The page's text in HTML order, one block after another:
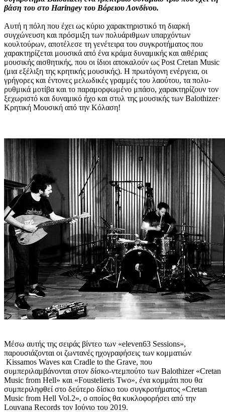
βάση του στο Haringey του Βόρειου Λονδίνου.
Αυτή η πόλη που έχει ως κύριο χαρακτηριστικό τη διαρκή
συγχώνευση και πρόσμιξη των πολυάριθμων υπαρχόντων
κουλτούρων, αποτέλεσε τη γενέτειρα του συγκροτήματος που
χαρακτηρίζεται μουσικά από ένα κράμα δυναμικής και αιθέριας
μουσικής αισθητικής, που οι ίδιοι αποκαλούν ως Post Cretan Music
(μια εξέλιξη της κρητικής μουσικής). Η πρωτόγονη ενέργεια, οι
γρήγορες και έντονες μελωδικές γραμμές του λαούτου, τα πολυ-
ρυθμικά μοτίβα και το παραμορφωμένο μπάσο, χαρακτηρίζουν τον
ξεχωριστό και δυναμικό ήχο και στυλ της μουσικής των Balothizer·
Κρητική Μουσική από την Κόλαση!
Μέσω αυτής της σειράς βίντεο των «eleven63 Sessions»,
παρουσιάζονται οι ζωντανές ηχογραφήσεις των κομματιών
Kissamos Waves και Cradle to the Grave, που
συμπεριλαμβάνονται στον δίσκο-ντεμπούτο των Balothizer «Cretan
Music from Hell» και «Foustelieris Two», ένα κομμάτι που θα
συμπεριληφθεί στο δεύτερο δίσκο του συγκροτήματος «Cretan
Music from Hell Vol.2», ο οποίος θα κυκλοφορήσει από την
Louvana Records τον Ιούνιο του 2019.